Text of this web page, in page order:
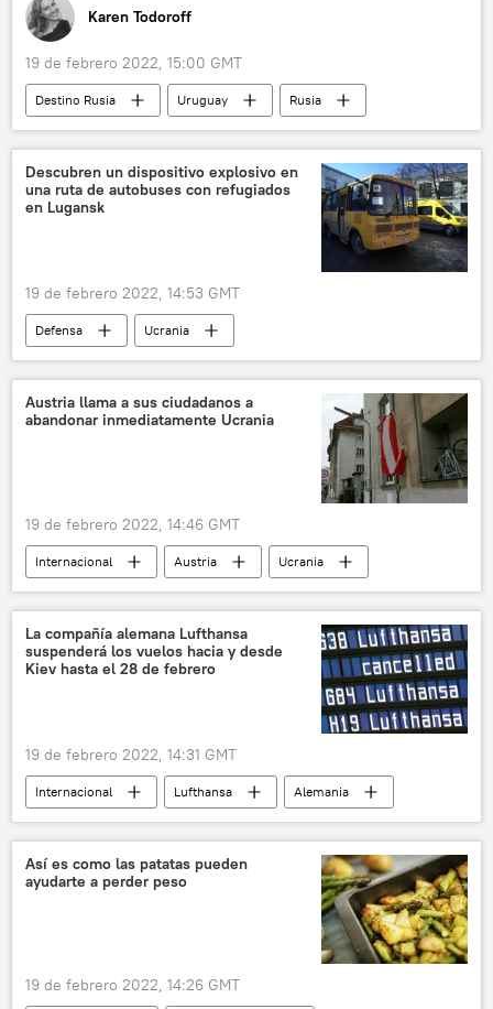
Karen Todoroff
19 de febrero 2022, 15:00 GMT
Destino Rusia Uruguay
Rusia
viaje
República Dominicana
Descubren un dispositivo explosivo en
una ruta de autobuses con refugiados
en Lugansk
19 de febrero 2022, 14:53 GMT
Defensa
Ucrania
📰 Conflicto en el este de Ucrania (2014-2022)
🛡️ Zonas de conflicto
🌍 Europa
explosivos
Lugansk
Austria llama a sus ciudadanos a
abandonar inmediatamente Ucrania
19 de febrero 2022, 14:46 GMT
Internacional Austria
Ucrania
🛡️ Zonas de conflicto
📰 Conflicto en el este de Ucrania (2014-2022)
🌍 Europa
La compañía alemana Lufthansa
suspenderá los vuelos hacia y desde
Kiev hasta el 28 de febrero
19 de febrero 2022, 14:31 GMT
Internacional Lufthansa
Alemania
🌍 Europa
Ucrania
📰 Conflicto en el este de Ucrania (2014-2022)
Así es como las patatas pueden
ayudarte a perder peso
19 de febrero 2022, 14:26 GMT